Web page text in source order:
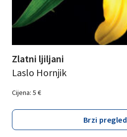
Zlatni ljiljani
Laslo Hornjik
Cijena: 5 €
Brzi pregled